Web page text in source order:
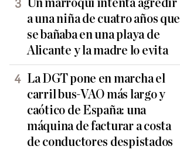
Un marroquí intenta agredir
a una niña de cuatro años que
se bañaba en una playa de
Alicante y la madre lo evita
La DGT pone en marcha el
carril bus-VAO más largo y
caótico de España: una
máquina de facturar a costa
de conductores despistados